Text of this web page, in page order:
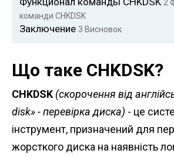
2
команди CHKDSK
Заключение 3 Висновок
Що таке CHKDSK?
CHKDSK (скорочення від
disk» - перевірка диска) - це
інструмент, призначений для
жорсткого диска на наявність